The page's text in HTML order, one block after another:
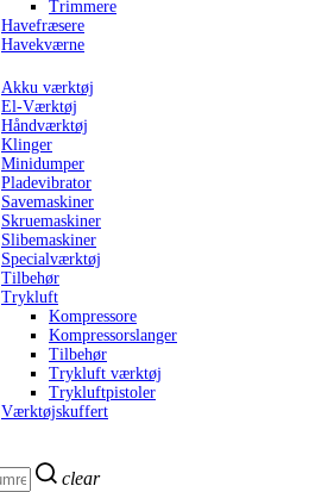
Trimmere
Havefræsere
Havekværne
Akku værktøj
El-Værktøj
Håndværktøj
Klinger
Minidumper
Pladevibrator
Savemaskiner
Skruemaskiner
Slibemaskiner
Specialværktøj
Tilbehør
Trykluft
Kompressore
Kompressorslanger
Tilbehør
Trykluft værktøj
Trykluftpistoler
Værktøjskuffert
clear